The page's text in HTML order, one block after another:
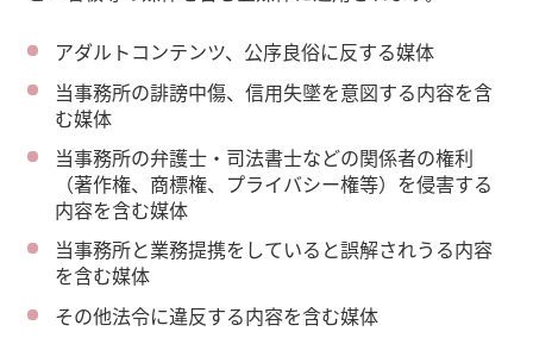
アダルトコンテンツ、公序良俗に反する媒体
当事務所の誹謗中傷、信用失墜を意図する内容を含
む媒体
当事務所の弁護士・司法書士などの関係者の権利
（著作権、商標権、プライバシー権等）を侵害する
内容を含む媒体
当事務所と業務提携をしていると誤解されうる内容
を含む媒体
その他法令に違反する内容を含む媒体